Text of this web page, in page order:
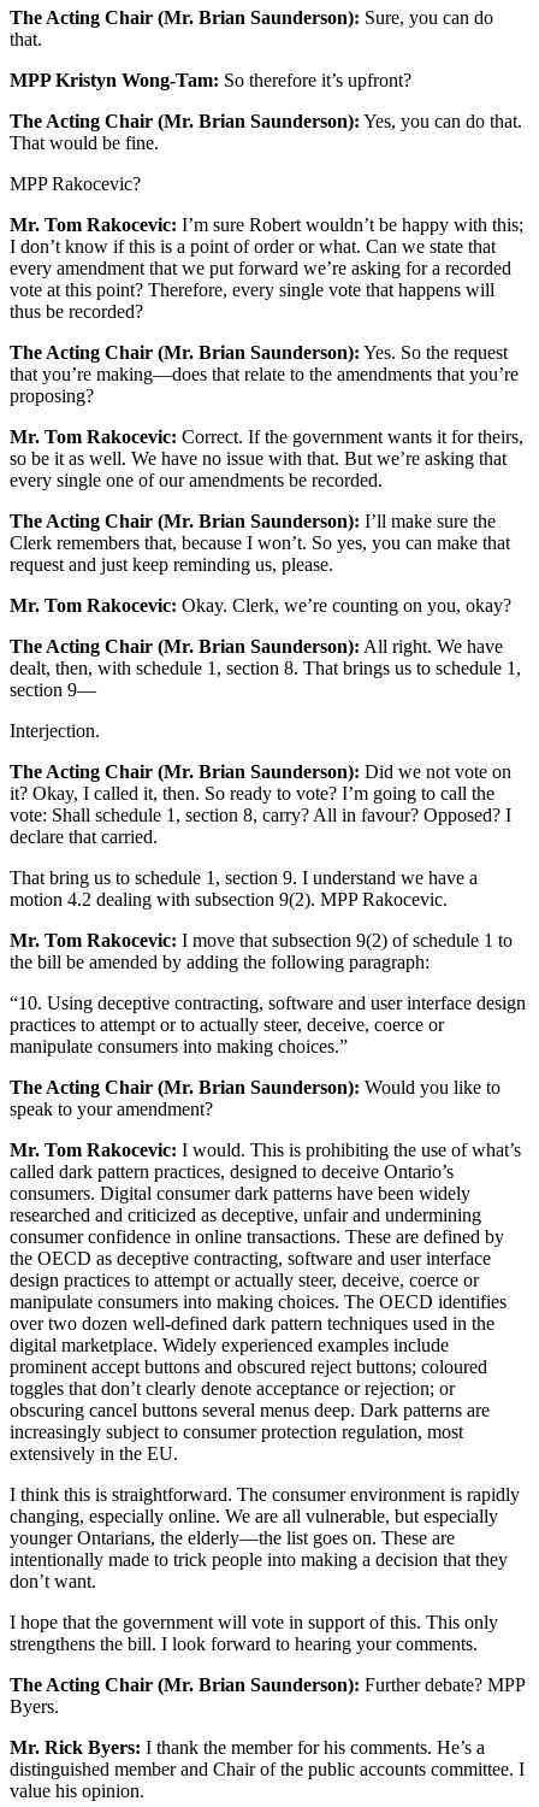
The Acting Chair (Mr. Brian Saunderson): Sure, you can do
that.
MPP Kristyn Wong-Tam: So therefore it’s upfront?
The Acting Chair (Mr. Brian Saunderson): Yes, you can do that.
That would be fine.
MPP Rakocevic?
Mr. Tom Rakocevic: I’m sure Robert wouldn’t be happy with this;
I don’t know if this is a point of order or what. Can we state that
every amendment that we put forward we’re asking for a recorded
vote at this point? Therefore, every single vote that happens will
thus be recorded?
The Acting Chair (Mr. Brian Saunderson): Yes. So the request
that you’re making—does that relate to the amendments that you’re
proposing?
Mr. Tom Rakocevic: Correct. If the government wants it for theirs,
so be it as well. We have no issue with that. But we’re asking that
every single one of our amendments be recorded.
The Acting Chair (Mr. Brian Saunderson): I’ll make sure the
Clerk remembers that, because I won’t. So yes, you can make that
request and just keep reminding us, please.
Mr. Tom Rakocevic: Okay. Clerk, we’re counting on you, okay?
The Acting Chair (Mr. Brian Saunderson): All right. We have
dealt, then, with schedule 1, section 8. That brings us to schedule 1,
section 9—
Interjection.
The Acting Chair (Mr. Brian Saunderson): Did we not vote on
it? Okay, I called it, then. So ready to vote? I’m going to call the
vote: Shall schedule 1, section 8, carry? All in favour? Opposed? I
declare that carried.
That bring us to schedule 1, section 9. I understand we have a
motion 4.2 dealing with subsection 9(2). MPP Rakocevic.
Mr. Tom Rakocevic: I move that subsection 9(2) of schedule 1 to
the bill be amended by adding the following paragraph:
“10. Using deceptive contracting, software and user interface design
practices to attempt or to actually steer, deceive, coerce or
manipulate consumers into making choices.”
The Acting Chair (Mr. Brian Saunderson): Would you like to
speak to your amendment?
Mr. Tom Rakocevic: I would. This is prohibiting the use of what’s
called dark pattern practices, designed to deceive Ontario’s
consumers. Digital consumer dark patterns have been widely
researched and criticized as deceptive, unfair and undermining
consumer confidence in online transactions. These are defined by
the OECD as deceptive contracting, software and user interface
design practices to attempt or actually steer, deceive, coerce or
manipulate consumers into making choices. The OECD identifies
over two dozen well-defined dark pattern techniques used in the
digital marketplace. Widely experienced examples include
prominent accept buttons and obscured reject buttons; coloured
toggles that don’t clearly denote acceptance or rejection; or
obscuring cancel buttons several menus deep. Dark patterns are
increasingly subject to consumer protection regulation, most
extensively in the EU.
I think this is straightforward. The consumer environment is rapidly
changing, especially online. We are all vulnerable, but especially
younger Ontarians, the elderly—the list goes on. These are
intentionally made to trick people into making a decision that they
don’t want.
I hope that the government will vote in support of this. This only
strengthens the bill. I look forward to hearing your comments.
The Acting Chair (Mr. Brian Saunderson): Further debate? MPP
Byers.
Mr. Rick Byers: I thank the member for his comments. He’s a
distinguished member and Chair of the public accounts committee. I
value his opinion.